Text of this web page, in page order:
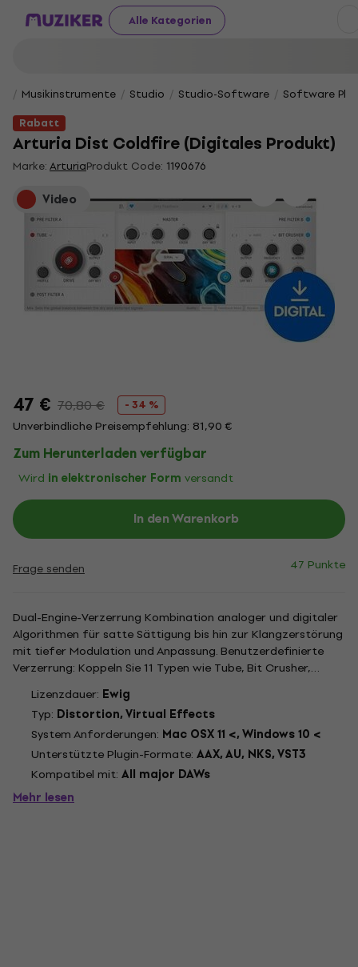
Alle Kategorien
Musikinstrumente Studio Studio-Software
Software
Rabatt
Arturia Dist Coldfire (Digitales Produkt)
Marke:ArturiaProdukt Code: 1190676
Video
47 € 70,80 € - 34 %
Unverbindliche Preisempfehlung: 81,90 €
Zum Herunterladen verfügbar
Wird in elektronischer Form versandt
In den Warenkorb
Frage senden 47 Punkte
Dual-Engine-Verzerrung Kombination analoger und digitaler
Algorithmen für satte Sättigung bis hin zur Klangzerstörung
mit tiefer Modulation und Anpassung. Benutzerdefinierte
Verzerrung: Koppeln Sie 11 Typen wie Tube, Bit Crusher,
Wavefolder; routen Sie seriell/parallel, modulieren Sie für ein
einzigartiges Gemetzel. Mehr als nur Crunch:...
Lizenzdauer: Ewig
Typ: Distortion, Virtual Effects
System Anforderungen: Mac OSX 11 <, Windows 10 <
Unterstützte Plugin-Formate: AAX, AU, NKS, VST3
Kompatibel mit: All major DAWs
Mehr lesen